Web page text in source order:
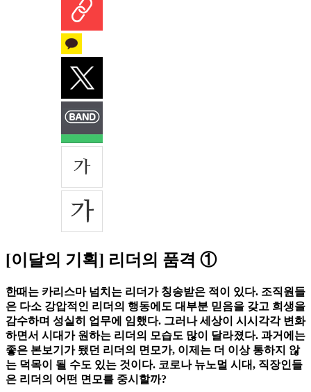
[이달의 기획] 리더의 품격 ①
한때는 카리스마 넘치는 리더가 칭송받은 적이 있다. 조직원들
은 다소 강압적인 리더의 행동에도 대부분 믿음을 갖고 희생을
감수하며 성실히 업무에 임했다. 그러나 세상이 시시각각 변화
하면서 시대가 원하는 리더의 모습도 많이 달라졌다. 과거에는
좋은 본보기가 됐던 리더의 면모가, 이제는 더 이상 통하지 않
는 덕목이 될 수도 있는 것이다. 코로나 뉴노멀 시대, 직장인들
은 리더의 어떤 면모를 중시할까?